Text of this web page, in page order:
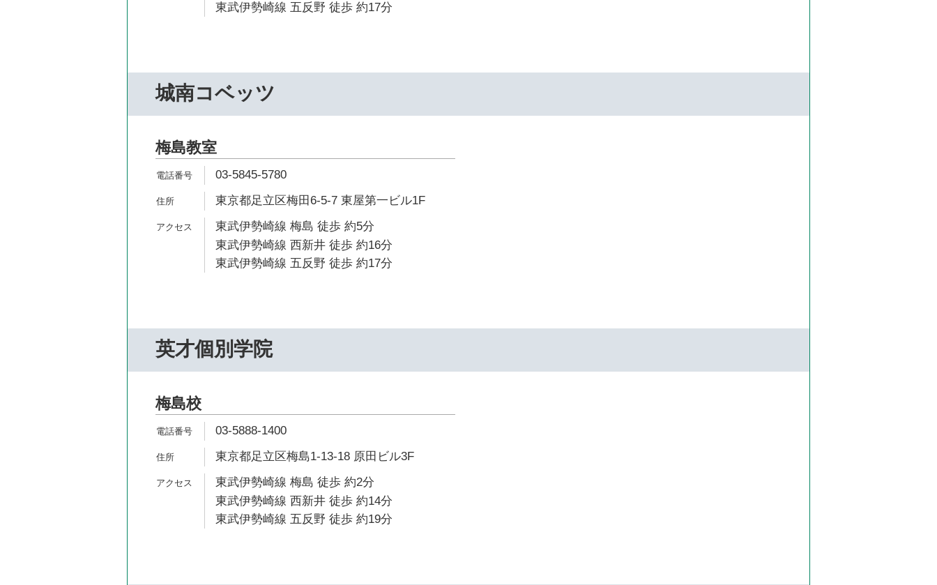
東武伊勢崎線 五反野 徒歩 約17分
城南コベッツ
梅島教室
03-5845-5780
東京都足立区梅田6-5-7 東屋第一ビル1F
東武伊勢崎線 梅島 徒歩 約5分
東武伊勢崎線 西新井 徒歩 約16分
東武伊勢崎線 五反野 徒歩 約17分
英才個別学院
梅島校
03-5888-1400
東京都足立区梅島1-13-18 原田ビル3F
東武伊勢崎線 梅島 徒歩 約2分
東武伊勢崎線 西新井 徒歩 約14分
東武伊勢崎線 五反野 徒歩 約19分